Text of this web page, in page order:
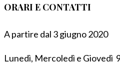
ORARI E CONTATTI
A partire dal 3 giugno 2020
Lunedì, Mercoledì e Giovedì